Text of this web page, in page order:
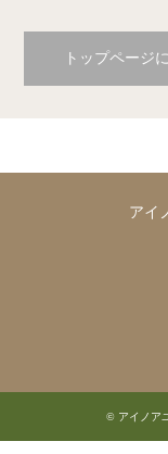
トップページ
アイ
© アイノア